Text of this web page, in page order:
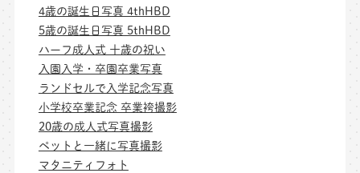
4歳の誕生日写真 4thHBD
5歳の誕生日写真 5thHBD
ハーフ成人式 十歳の祝い
入園入学・卒園卒業写真
ランドセルで入学記念写真
小学校卒業記念 卒業袴撮影
20歳の成人式写真撮影
ペットと一緒に写真撮影
マタニティフォト